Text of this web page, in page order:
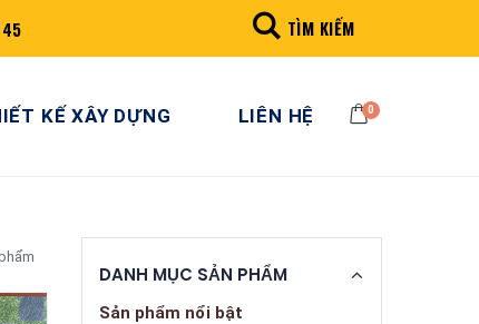
TÌM KIẾM
KẾ XÂY DỰNG LIÊN HỆ 0
DANH MỤC SẢN PHẨM
Sản phẩm nổi bật